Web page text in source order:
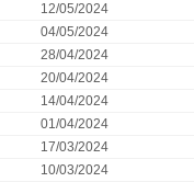
12/05/2024
04/05/2024
28/04/2024
20/04/2024
14/04/2024
01/04/2024
17/03/2024
10/03/2024